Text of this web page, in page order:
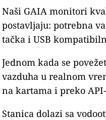
Naši GAIA monitori
postavljaju: potrebna
tačka i USB
Jednom kada se
vazduha u realnom
na kartama i preko
Stanica dolazi sa